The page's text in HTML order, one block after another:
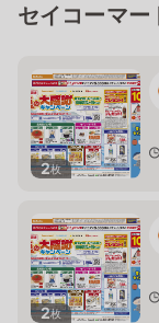
セイコーマー
2枚
2枚